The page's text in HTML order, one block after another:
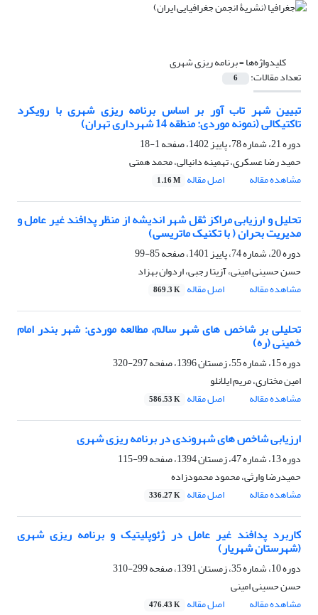
کلیدواژه‌ها =برنامه ریزی شهری
تعداد مقالات: 6
تبیین شهر تاب آور بر اساس برنامه ریزی شهری با رویکرد
تاکتیکالی (نمونه موردی: منطقه 14 شهرداری تهران)
دوره 21، شماره 78، پاییز 1402، صفحه
1-18
حمید رضا عسکری، تهمینه دانیالی، محمد همتی
مشاهده مقاله
اصل مقاله 1.16 M
تحلیل و ارزیابی مراکز ثقل شهر اندیشه از منظر پدافند غیر عامل و
مدیریت بحران ( با تکنیک ماتریسی)
دوره 20، شماره 74، پاییز 1401، صفحه
85-99
حسن حسینی امینی، آزیتا رجبی، اردوان بهزاد
مشاهده مقاله
اصل مقاله 869.3 K
تحلیلی بر شاخص های شهر سالم، مطالعه موردی: شهر بندر امام
خمینی (ره)
دوره 15، شماره 55، زمستان 1396، صفحه
297-320
امین مختاری، مریم ایلانلو
مشاهده مقاله
اصل مقاله 586.53 K
ارزیابی شاخص های شهروندی در برنامه ریزی شهری
دوره 13، شماره 47، زمستان 1394، صفحه
99-115
حمیدرضا وارثی، محمود محمودزاده
مشاهده مقاله
اصل مقاله 336.27 K
کاربرد پدافند غیر عامل در ژئوپلیتیک و برنامه ریزی شهری
(شهرستان شهریار)
دوره 10، شماره 35، زمستان 1391، صفحه
299-310
حسن حسینی امینی
مشاهده مقاله
اصل مقاله 476.43 K